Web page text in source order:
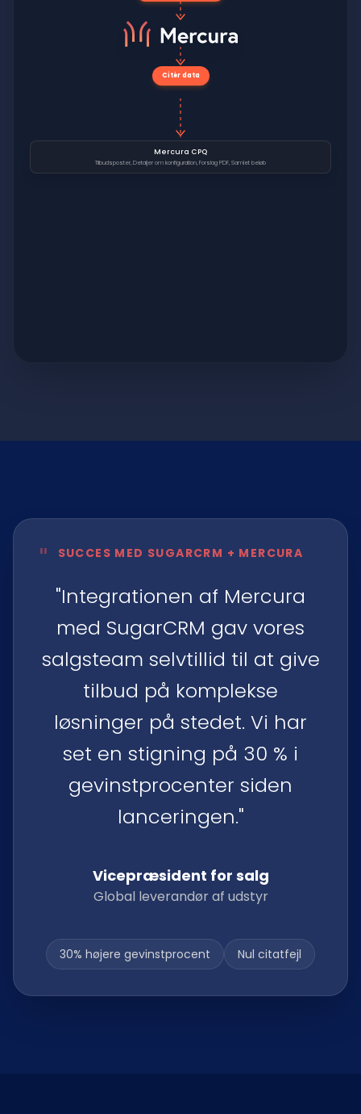
Citér data
Mercura CPQ
Tilbudsposter, Detaljer om konfiguration, Forslag PDF, Samlet beløb
" SUCCES MED SUGARCRM + MERCURA
"Integrationen af Mercura
med SugarCRM gav vores
salgsteam selvtillid til at give
tilbud på komplekse
løsninger på stedet. Vi har
set en stigning på 30 % i
gevinstprocenter siden
lanceringen."
Vicepræsident for salg
Global leverandør af udstyr
30% højere gevinstprocent Nul citatfejl